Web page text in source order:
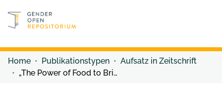
Discover content
Home Publikationstypen
Aufsatz in Zeitschrift
„The Power of Food to Bring People Together and Create Common Ground“. Affektive Dissonanz und transnationale Solidarität in einem Ernährungsnetzwerk